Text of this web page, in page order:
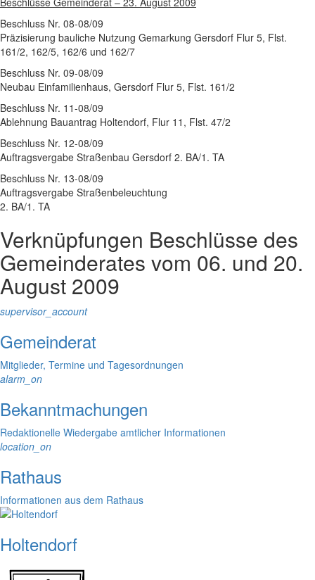
Beschluss Nr. 08-08/09
Präzisierung bauliche Nutzung Gemarkung Gersdorf Flur 5, Flst.
161/2, 162/5, 162/6 und 162/7
Beschluss Nr. 09-08/09
Neubau Einfamilienhaus, Gersdorf Flur 5, Flst. 161/2
Beschluss Nr. 11-08/09
Ablehnung Bauantrag Holtendorf, Flur 11, Flst. 47/2
Beschluss Nr. 12-08/09
Auftragsvergabe Straßenbau Gersdorf 2. BA/1. TA
Beschluss Nr. 13-08/09
Auftragsvergabe Straßenbeleuchtung
2. BA/1. TA
Verknüpfungen Beschlüsse des
Gemeinderates vom 06. und 20.
August 2009
supervisor_account
Gemeinderat
Mitglieder, Termine und Tagesordnungen
alarm_on
Bekanntmachungen
Redaktionelle Wiedergabe amtlicher Informationen
location_on
Rathaus
Informationen aus dem Rathaus
Holtendorf